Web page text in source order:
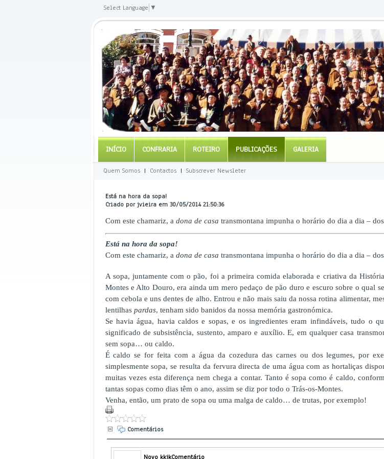
Select Language ▼
INÍCIO CONFRARIA ROTEIRO PUBLICAÇÕES GALERIA
Quem Somos| Contactos| Subscrever Newsleter
Está na hora da sopa!
Criado por jvieira em 30/05/2014 21:50:36
Com este chamariz, a dona de casa transmontana impunha o horário do dia a dia –
Está na hora da sopa!
Com este chamariz, a dona de casa transmontana impunha o horário do dia a dia –
A sopa, juntamente com o pão, foi a primeira comida elaborada e criativa da
Montes e Alto Douro, era ainda um mero pedaço de pão duro e escuro sobre o qual
com cebola e uns dentes de alho. Entrou e não mais saiu da nossa rotina alimentar,
lentilhas pardas, tenham sido banidos da nossa memória gastronómica.
Se havia água, havia caldos e sopas, e os ingredientes eram infindáveis, tudo o
significado de subsistência, sustento, amparo e auxílio. E, em qualquer casa
sem sopa… ou caldo.
É caldo se for feita com a água da cozedura das carnes ou dos legumes, por
simplesmente sopa, se resulta da fervura directa de uma água com as hortaliças
muitas vezes esta diferença nem chega a contar. Tanto é sopa como é caldo,
tantas sopas como dias têm o ano, assim se diz por todo o Trás-os-Montes.
Venha, então, um prato de sopa ou uma malga de caldo… de trutas, por exemplo!
Comentários
Novo kkjkComentário